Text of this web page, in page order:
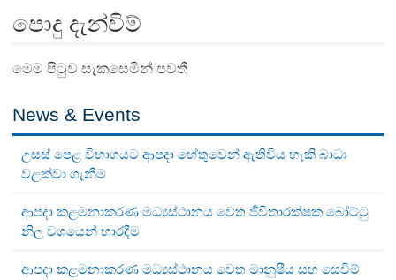
පොදු දැන්වීම්
මෙම පිටුව සැකසෙමින් පවතී
News & Events
උසස් පෙළ විභාගයට ආපදා හේතුවෙන් ඇතිවිය හැකි බාධා
වළක්වා ගැනීම
ආපදා කළමනාකරණ මධ්‍යස්ථානය වෙත ජීවිතාරක්ෂක බෝට්ටු
නිල වශයෙන් භාරදීම
ආපදා කළමනාකරණ මධ්‍යස්ථානය වෙත මානුෂීය සහ සෙවීම්